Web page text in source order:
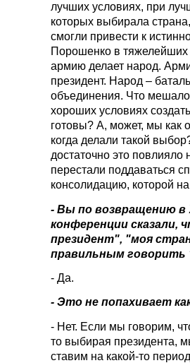
лучших условиях, при
которых выбирала
смогли привести к
Порошенко в тяжелейших
армию делает народ.
президент. Народ –
объединения. Что
хороших условиях
готовы? А, может, мы как
когда делали такой
достаточно это
перестали поддаваться
консолидацию, которой
- Вы по возвращению в
конференции сказали,
президент", "моя
правильным говорить
- Да.
- Это не попахивает
- Нет. Если мы говорим,
то выбирая президента,
ставим на какой-то